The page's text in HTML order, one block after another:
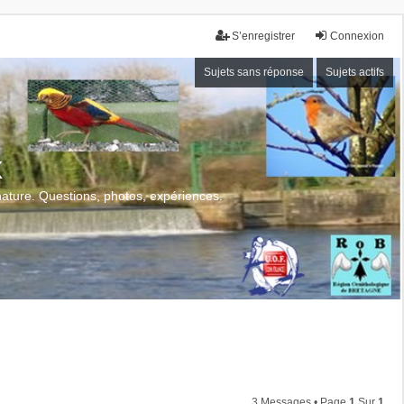
Connexion
S’enregistrer
Sujets sans réponse Sujets actifs
Questions, photos, expériences.